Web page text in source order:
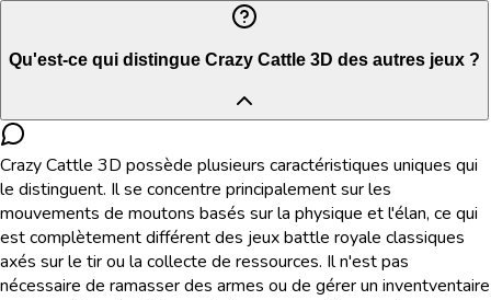
Qu'est-ce qui distingue Crazy Cattle 3D des autres jeux ?
Crazy Cattle 3D possède plusieurs caractéristiques uniques qui
le distinguent. Il se concentre principalement sur les
mouvements de moutons basés sur la physique et l'élan, ce qui
est complètement différent des jeux battle royale classiques
axés sur le tir ou la collecte de ressources. Il n'est pas
nécessaire de ramasser des armes ou de gérer un inventventaire